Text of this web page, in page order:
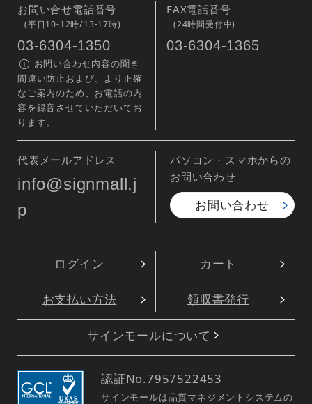
お問い合せ電話番号
(平日10-12時/13-17時)
03-6304-1350
お問い合わせ内容の聞き
間違い防止および、より正確
なご案内のため、お電話の内
容を録音させていただいてお
ります。
FAX電話番号
(24時間受付中)
03-6304-1365
代表メールアドレス
info@signmall.j
p
パソコン・スマホからの
お問い合わせ
お問い合わせ
ログイン カート
お支払い方法 領収書発行
サインモールについて
認証No.7957522453
サインモールは品質マネジメントシステムの